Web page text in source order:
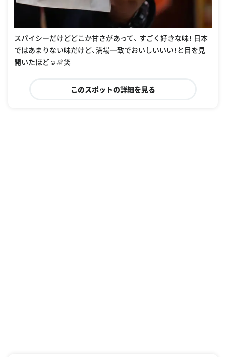
スパイシーだけどどこか甘さがあって、 すごく好きな味！ 日本
ではあまりない味だけど、満場一致でおいしいいい！と目を見
開いたほど☺︎🍖笑
このスポットの詳細を見る